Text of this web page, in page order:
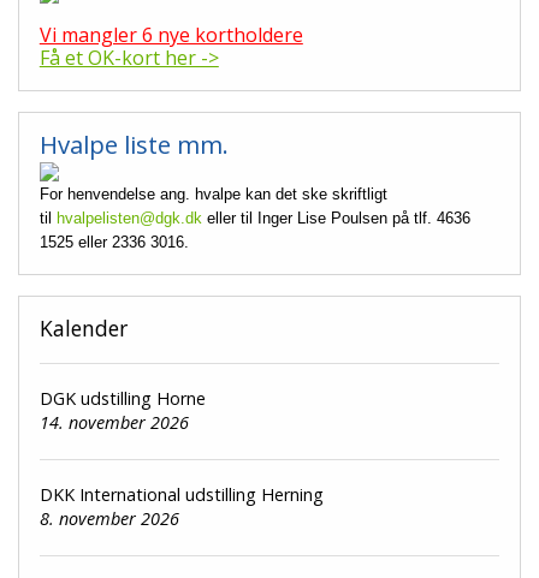
Vi mangler 6 nye kortholdere
Få et OK-kort her ->
Hvalpe liste mm.
For henvendelse ang. hvalpe kan det ske skriftligt
til
hvalpelisten@dgk.dkeller til Inger Lise Poulsen på tlf. 4636
1525 eller 2336 3016.
Kalender
DGK udstilling Horne
14. november 2026
DKK International udstilling Herning
8. november 2026